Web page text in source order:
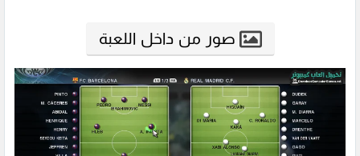
صور من داخل اللعبة